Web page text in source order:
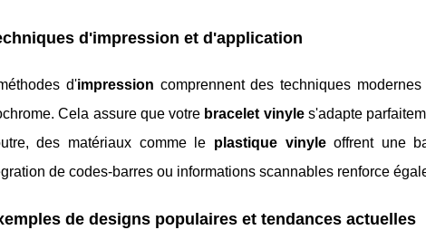
d'impression et d'application
d'impression comprennent des techniques
Cela assure que votre bracelet vinyles'adapte
des matériaux comme le plastique vinyleoffrent une
de codes-barres ou informations scannables renforce
de designs populaires et tendances actuelles